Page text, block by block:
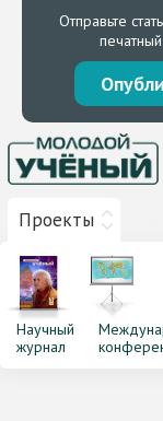
Отправьте
Проекты
Научный
журнал